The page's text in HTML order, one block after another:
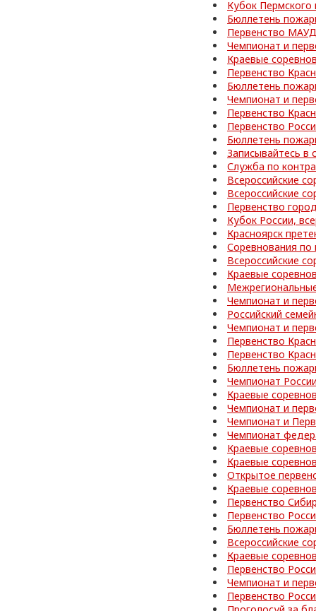
Кубок
Бюллетень
Первенство
Чемпионат и
Краевые
Первенство
Бюллетень
Чемпионат и
Первенство
Первенство
Бюллетень
Записывайтесь в
Служба по
Всероссийские
Всероссийские
Первенство
Кубок России,
Красноярск
Соревнования
Всероссийские
Краевые
Чемпионат и
Российский
Чемпионат и
Первенство
Первенство
Бюллетень
Чемпионат
Краевые
Чемпионат и
Чемпионат и
Чемпионат
Краевые
Краевые
Открытое
Краевые
Первенство
Первенство
Бюллетень
Всероссийские
Краевые
Первенство
Чемпионат и
Первенство